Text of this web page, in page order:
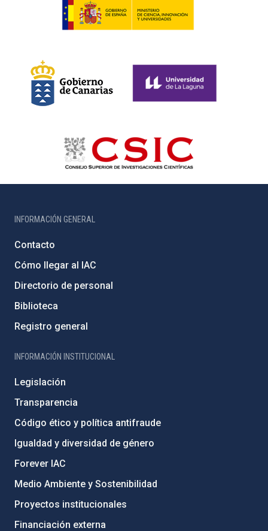
INFORMACIÓN GENERAL
Contacto
Cómo llegar al IAC
Directorio de personal
Biblioteca
Registro general
INFORMACIÓN INSTITUCIONAL
Legislación
Transparencia
Código ético y política antifraude
Igualdad y diversidad de género
Forever IAC
Medio Ambiente y Sostenibilidad
Proyectos institucionales
Financiación externa